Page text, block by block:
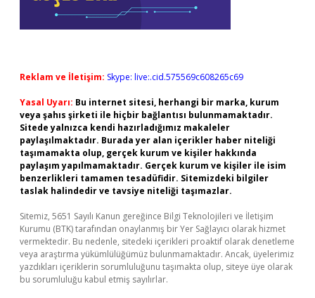
Reklam ve İletişim: Skype: live:.cid.575569c608265c69
Yasal Uyarı: Bu internet sitesi, herhangi bir marka, kurum
veya şahıs şirketi ile hiçbir bağlantısı bulunmamaktadır.
Sitede yalnızca kendi hazırladığımız makaleler
paylaşılmaktadır. Burada yer alan içerikler haber niteliği
taşımamakta olup, gerçek kurum ve kişiler hakkında
paylaşım yapılmamaktadır. Gerçek kurum ve kişiler ile isim
benzerlikleri tamamen tesadüfidir. Sitemizdeki bilgiler
taslak halindedir ve tavsiye niteliği taşımazlar.
Sitemiz, 5651 Sayılı Kanun gereğince Bilgi Teknolojileri ve İletişim
Kurumu (BTK) tarafından onaylanmış bir Yer Sağlayıcı olarak hizmet
vermektedir. Bu nedenle, sitedeki içerikleri proaktif olarak denetleme
veya araştırma yükümlülüğümüz bulunmamaktadır. Ancak, üyelerimiz
yazdıkları içeriklerin sorumluluğunu taşımakta olup, siteye üye olarak
bu sorumluluğu kabul etmiş sayılırlar.